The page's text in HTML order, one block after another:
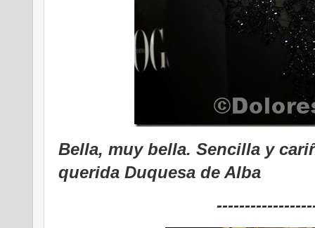
Bella, muy bella. Sencilla y
querida Duquesa de Alba